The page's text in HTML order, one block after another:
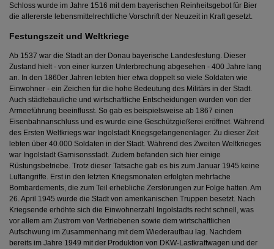
Schloss wurde im Jahre 1516 mit dem bayerischen Reinheitsgebot für Bier
die allererste lebensmittelrechtliche Vorschrift der Neuzeit in Kraft gesetzt.
Festungszeit und Weltkriege
Ab 1537 war die Stadt an der Donau bayerische Landesfestung. Dieser
Zustand hielt - von einer kurzen Unterbrechung abgesehen - 400 Jahre lang
an. In den 1860er Jahren lebten hier etwa doppelt so viele Soldaten wie
Einwohner - ein Zeichen für die hohe Bedeutung des Militärs in der Stadt.
Auch städtebauliche und wirtschaftliche Entscheidungen wurden von der
Armeeführung beeinflusst. So gab es beispielsweise ab 1867 einen
Eisenbahnanschluss und es wurde eine Geschützgießerei eröffnet. Während
des Ersten Weltkriegs war Ingolstadt Kriegsgefangenenlager. Zu dieser Zeit
lebten über 40.000 Soldaten in der Stadt. Während des Zweiten Weltkrieges
war Ingolstadt Garnisonsstadt. Zudem befanden sich hier einige
Rüstungsbetriebe. Trotz dieser Tatsache gab es bis zum Januar 1945 keine
Luftangriffe. Erst in den letzten Kriegsmonaten erfolgten mehrfache
Bombardements, die zum Teil erhebliche Zerstörungen zur Folge hatten. Am
26. April 1945 wurde die Stadt von amerikanischen Truppen besetzt. Nach
Kriegsende erhöhte sich die Einwohnerzahl Ingolstadts recht schnell, was
vor allem am Zustrom von Vertriebenen sowie dem wirtschaftlichen
Aufschwung im Zusammenhang mit dem Wiederaufbau lag. Nachdem
bereits im Jahre 1949 mit der Produktion von DKW-Lastkraftwagen und der